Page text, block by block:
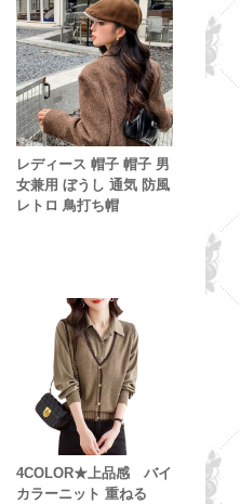
レディース 帽子 帽子 男
女兼用 ぼうし 通気 防風
レトロ 鳥打ち帽
4COLOR★上品感 バイ
カラーニット 重ねる